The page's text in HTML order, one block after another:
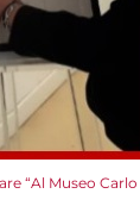
“Al Museo